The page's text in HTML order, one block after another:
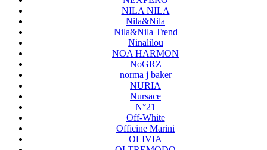
NILA NILA
Nila&Nila
Nila&Nila Trend
Ninalilou
NOA HARMON
NoGRZ
norma j baker
NURIA
Nursace
N°21
Off-White
Officine Marini
OLIVIA